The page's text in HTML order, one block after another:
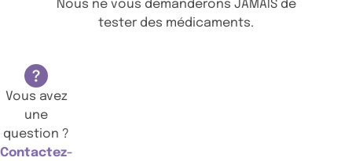
Nous ne vous demanderons JAMAIS de
tester des médicaments.
Vous avez
une
question ?
Contactez-